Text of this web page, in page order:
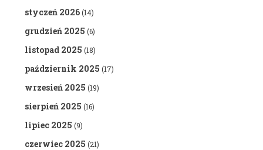
styczeń 2026(14)
grudzień 2025 (6)
listopad 2025 (18)
październik 2025 (17)
wrzesień 2025 (19)
sierpień 2025 (16)
lipiec 2025 (9)
czerwiec 2025 (21)